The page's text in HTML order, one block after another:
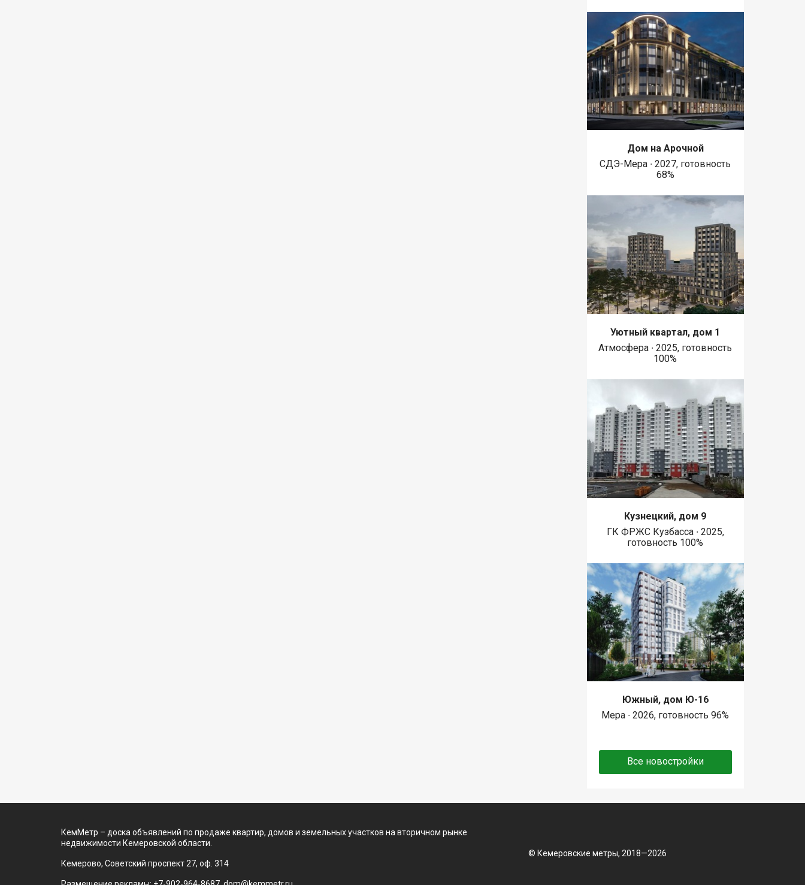
Дом на Арочной
СДЭ-Мера ∙ 2027, готовность
68%
Уютный квартал, дом 1
Атмосфера ∙ 2025, готовность
100%
Кузнецкий, дом 9
ГК ФРЖС Кузбасса ∙ 2025,
готовность 100%
Южный, дом Ю-16
Мера ∙ 2026, готовность 96%
Все новостройки
КемМетр – доска объявлений по продаже квартир, домов и земельных участков на вторичном рынке
недвижимости Кемеровской области.
Кемерово, Советский проспект 27, оф. 314
© Кемеровские метры, 2018—2026